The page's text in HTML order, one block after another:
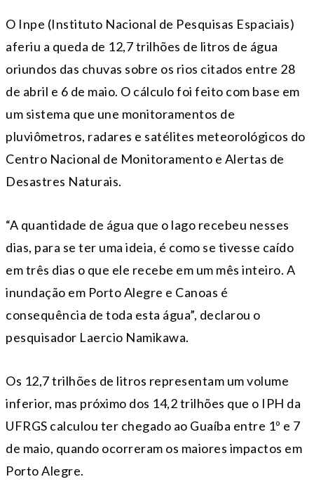
O Inpe (Instituto Nacional de Pesquisas Espaciais)
aferiu a queda de 12,7 trilhões de litros de água
oriundos das chuvas sobre os rios citados entre 28
de abril e 6 de maio. O cálculo foi feito com base em
um sistema que une monitoramentos de
pluviômetros, radares e satélites meteorológicos do
Centro Nacional de Monitoramento e Alertas de
Desastres Naturais.
“A quantidade de água que o lago recebeu nesses
dias, para se ter uma ideia, é como se tivesse caído
em três dias o que ele recebe em um mês inteiro. A
inundação em Porto Alegre e Canoas é
consequência de toda esta água”, declarou o
pesquisador Laercio Namikawa.
Os 12,7 trilhões de litros representam um volume
inferior, mas próximo dos 14,2 trilhões que o IPH da
UFRGS calculou ter chegado ao Guaíba entre 1º e 7
de maio, quando ocorreram os maiores impactos em
Porto Alegre.